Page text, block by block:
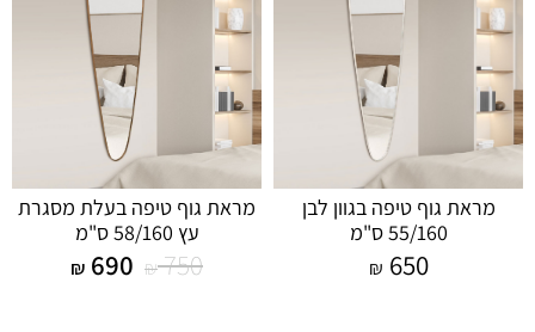
מראת גוף טיפה בגוון לבן
55/160 ס"מ
₪ 650
מראת גוף טיפה בעלת מסגרת
עץ 58/160 ס"מ
₪750
₪ 690